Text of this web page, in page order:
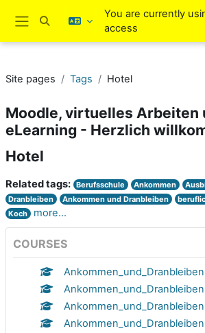
Skip to main content
Side panel
Toggle search input
You are currently
access
Site pages Tags Hotel
Moodle, virtuelles Arbeiten
eLearning - Herzlich
Hotel
Related tags: Berufsschule Ankommen
Dranbleiben
Ankommen und Dranbleiben
Koch
more...
COURSES